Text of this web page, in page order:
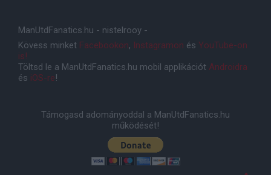
ManUtdFanatics.hu - nistelrooy -
Kövess minket Facebookon, Instagramon és YouTube-on
is!
Töltsd le a ManUtdFanatics.hu mobil applikációt Androidra
és iOS-re!
Támogasd adományoddal a ManUtdFanatics.hu
működését!